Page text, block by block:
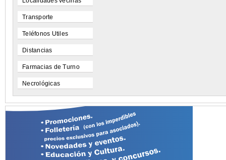
Transporte
Teléfonos Utiles
Distancias
Farmacias de Turno
Necrológicas